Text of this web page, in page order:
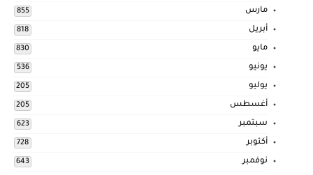
مارس 855
أبريل 818
مايو 830
يونيو 536
يوليو 205
أغسطس 205
سبتمبر 623
أكتوبر 728
نوفمبر 643